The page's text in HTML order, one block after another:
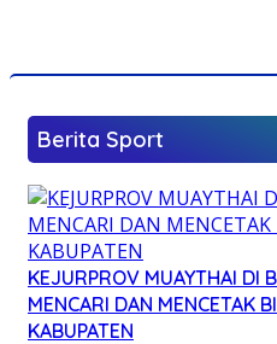
Berita Sport
KEJURPROV MUAYTHAI DI
MENCARI DAN MENCETAK
KABUPATEN